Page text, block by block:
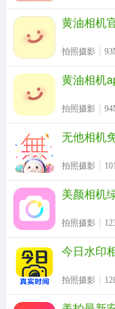
黄油相机
拍照摄影
黄油相机
拍照摄影
无他相机
拍照摄影
美颜相机
拍照摄影
今日水印
拍照摄影